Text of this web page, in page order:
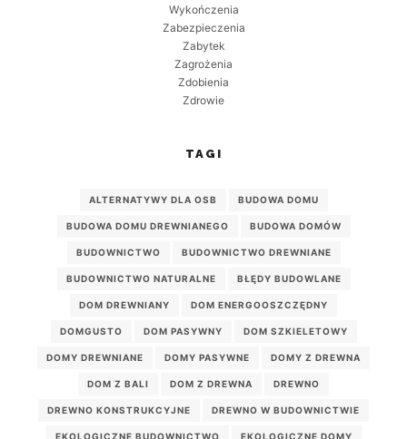
Wykończenia
Zabezpieczenia
Zabytek
Zagrożenia
Zdobienia
Zdrowie
TAGI
ALTERNATYWY DLA OSB BUDOWA DOMU
BUDOWA DOMU DREWNIANEGO BUDOWA DOMÓW
BUDOWNICTWO BUDOWNICTWO DREWNIANE
BUDOWNICTWO NATURALNE BŁĘDY BUDOWLANE
DOM DREWNIANY DOM ENERGOOSZCZĘDNY
DOMGUSTO DOM PASYWNY DOM SZKIELETOWY
DOMY DREWNIANE DOMY PASYWNE DOMY Z DREWNA
DOM Z BALI DOM Z DREWNA DREWNO
DREWNO KONSTRUKCYJNE DREWNO W BUDOWNICTWIE
EKOLOGICZNE BUDOWNICTWO EKOLOGICZNE DOMY